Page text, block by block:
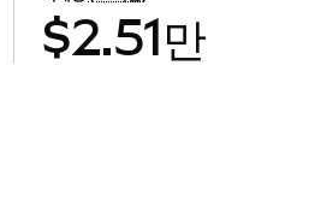
$2.51만